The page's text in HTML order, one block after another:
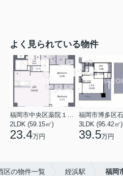
よく見られている物件
2LDK (59.15㎡)
23.4万円
福岡市博多区
3LDK (95.42㎡)
39.5万円
区の物件一覧 姪浜駅 福岡